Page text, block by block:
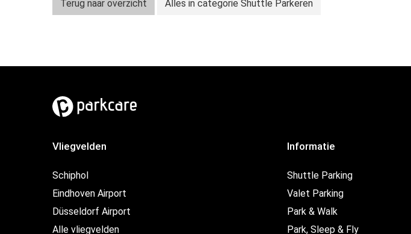
Terug naar overzicht Alles in categorie Shuttle Parkeren
Vliegvelden
Schiphol
Eindhoven Airport
Düsseldorf Airport
Alle vliegvelden
Informatie
Shuttle Parking
Valet Parking
Park & Walk
Park, Sleep & Fly